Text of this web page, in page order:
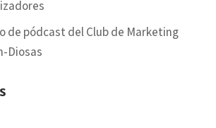
de pódcast del Club de Marketing
Diosas